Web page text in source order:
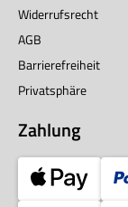
Widerrufsrecht
AGB
Barrierefreiheit
Privatsphäre
Zahlung